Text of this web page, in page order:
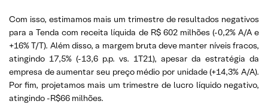
Com isso, estimamos mais um trimestre de resultados negativos
para a Tenda com receita líquida de R$ 602 milhões (-0,2% A/A e
+16% T/T). Além disso, a margem bruta deve manter níveis fracos,
atingindo 17,5% (-13,6 p.p. vs. 1T21), apesar da estratégia da
empresa de aumentar seu preço médio por unidade (+14,3% A/A).
Por fim, projetamos mais um trimestre de lucro líquido negativo,
atingindo -R$66 milhões.